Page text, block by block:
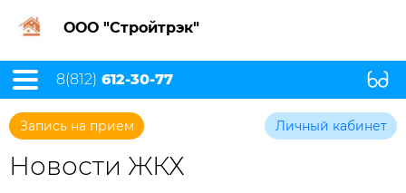
ООО "Стройтрэк"
8(812) 612-30-77
Запись на прием Личный кабинет
Новости ЖКХ